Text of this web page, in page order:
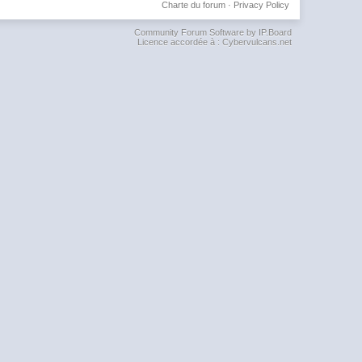
Privacy Policy
Charte du forum·
Community Forum Software by IP.Board
Licence accordée à : Cybervulcans.net